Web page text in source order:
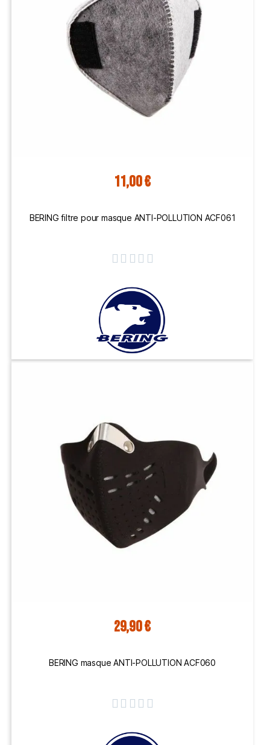
11,00 €
BERING filtre pour masque ANTI-POLLUTION ACF061
    
29,90 €
BERING masque ANTI-POLLUTION ACF060
    